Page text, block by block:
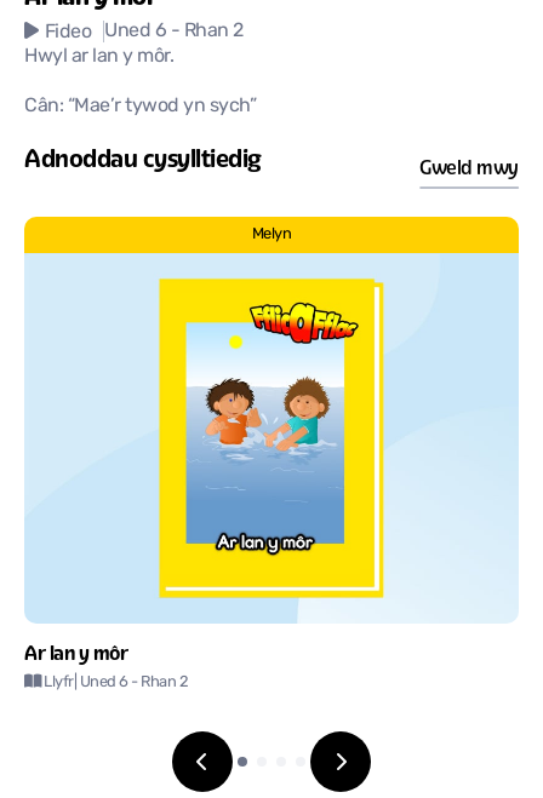
Fideo Uned 6 - Rhan 2
Hwyl ar lan y môr.
Cân: “Mae’r tywod yn sych”
Adnoddau cysylltiedig Gweld mwy
Melyn
Ar lan y môr
Llyfr| Uned 6 - Rhan 2